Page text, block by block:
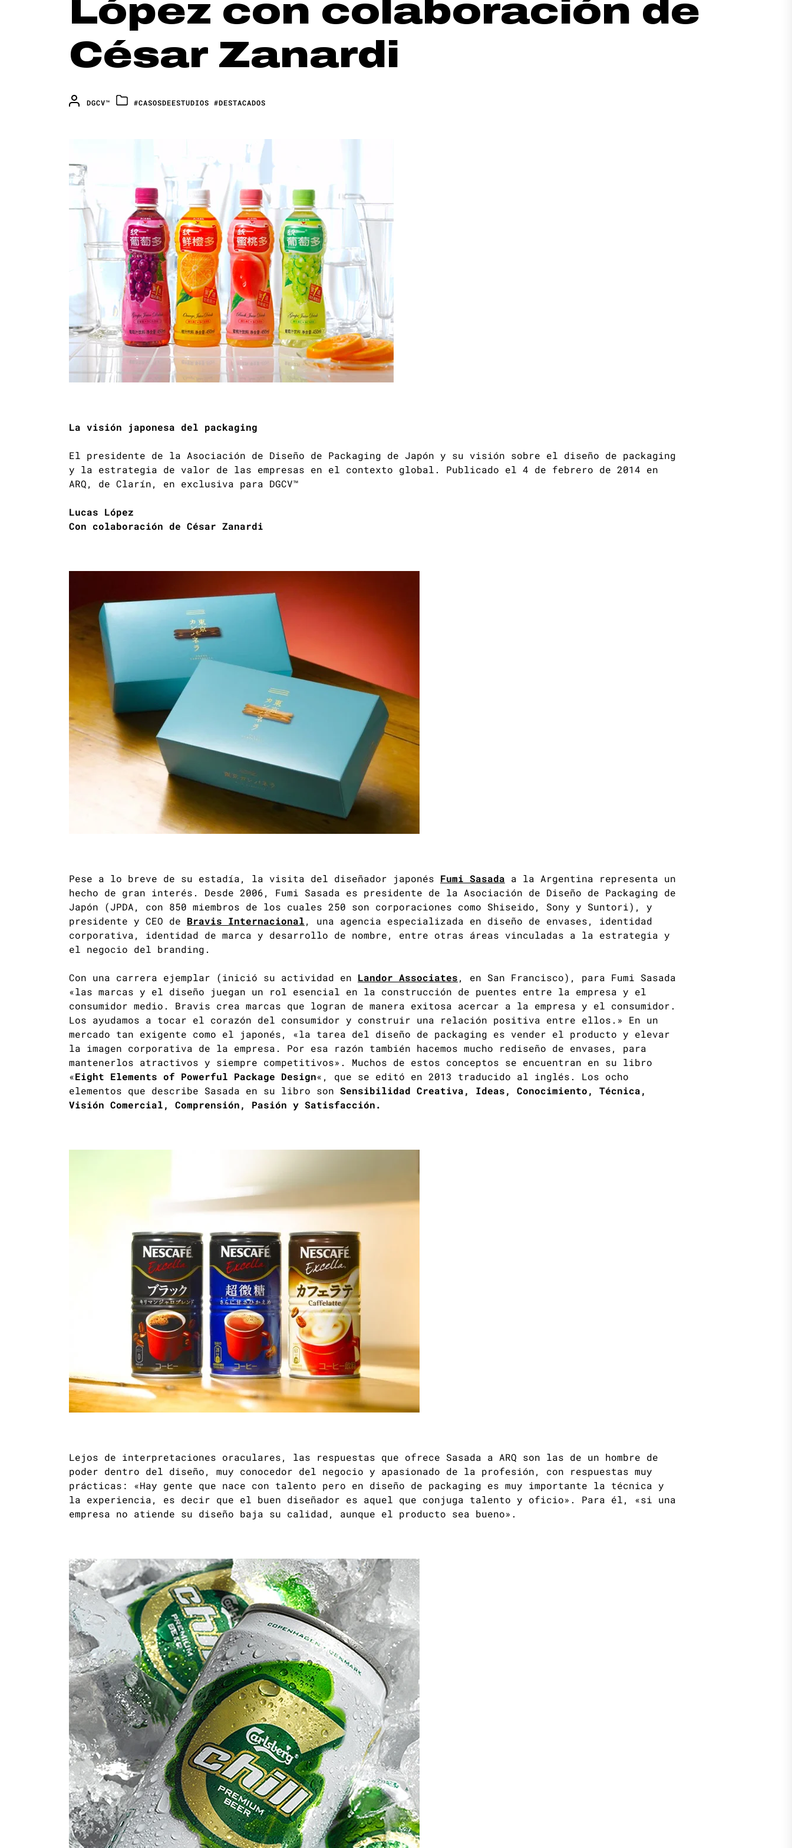
López con colaboración de
César Zanardi
DGCV™ #CASOSDEESTUDIOS #DESTACADOS
La visión japonesa del packaging
El presidente de la Asociación de Diseño de Packaging de Japón y su visión sobre el diseño de packaging
y la estrategia de valor de las empresas en el contexto global. Publicado el 4 de febrero de 2014 en
ARQ, de Clarín, en exclusiva para DGCV™
Lucas López
Con colaboración de César Zanardi
Pese a lo breve de su estadía, la visita del diseñador japonés Fumi Sasada a la Argentina representa un
hecho de gran interés. Desde 2006, Fumi Sasada es presidente de la Asociación de Diseño de Packaging de
Japón (JPDA, con 850 miembros de los cuales 250 son corporaciones como Shiseido, Sony y Suntori), y
presidente y CEO de Bravis Internacional, una agencia especializada en diseño de envases, identidad
corporativa, identidad de marca y desarrollo de nombre, entre otras áreas vinculadas a la estrategia y
el negocio del branding.
Con una carrera ejemplar (inició su actividad en Landor Associates, en San Francisco), para Fumi Sasada
«las marcas y el diseño juegan un rol esencial en la construcción de puentes entre la empresa y el
consumidor medio. Bravis crea marcas que logran de manera exitosa acercar a la empresa y el consumidor.
Los ayudamos a tocar el corazón del consumidor y construir una relación positiva entre ellos.» En un
mercado tan exigente como el japonés, «la tarea del diseño de packaging es vender el producto y elevar
la imagen corporativa de la empresa. Por esa razón también hacemos mucho rediseño de envases, para
mantenerlos atractivos y siempre competitivos». Muchos de estos conceptos se encuentran en su libro
«Eight Elements of Powerful Package Design«, que se editó en 2013 traducido al inglés. Los ocho
elementos que describe Sasada en su libro son Sensibilidad Creativa, Ideas, Conocimiento, Técnica,
Visión Comercial, Comprensión, Pasión y Satisfacción.
Lejos de interpretaciones oraculares, las respuestas que ofrece Sasada a ARQ son las de un hombre de
poder dentro del diseño, muy conocedor del negocio y apasionado de la profesión, con respuestas muy
prácticas: «Hay gente que nace con talento pero en diseño de packaging es muy importante la técnica y
la experiencia, es decir que el buen diseñador es aquel que conjuga talento y oficio». Para él, «si una
empresa no atiende su diseño baja su calidad, aunque el producto sea bueno».